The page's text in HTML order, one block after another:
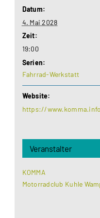
Datum:
4. Mai 2028
Zeit:
19:00
Serien:
Fahrrad-Werkstatt
Website:
https://
Veranstalter
KOMMA
Motorradclub Kuhle